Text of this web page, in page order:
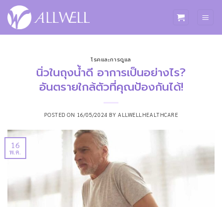
ข้าม
ไป
โรคและการดูแล
นิ่วในถุงน้ำดี อาการเป็นอย่างไร?
อันตรายใกล้ตัวที่คุณป้องกันได้!
POSTED ON 16/05/2024 BY ALLWELLHEALTHCARE
16
พ.ค.